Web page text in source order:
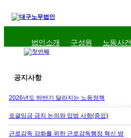
법인소개 구성원 노동사건
공지사항
2026년도 하반기 달라지는 노동정책
포괄임금 금지 논의와 입법 사항(중요)
근로감독 강화를 위한 근로감독행정 혁신 방